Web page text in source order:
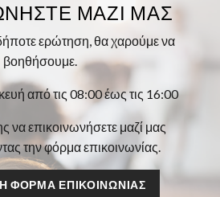
ΜΑΖΊ ΜΑΣ
ερώτηση, θα χαρούμε να
βοηθήσουμε.
από τις 08:00 έως τις 16:00
να επικοινωνήσετε μαζί μας
την φόρμα επικοινωνίας.
ΦΌΡΜΑ ΕΠΙΚΟΙΝΩΝΊΑΣ